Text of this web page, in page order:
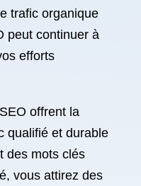
trafic organique
peut continuer à
efforts
offrent la
qualifié et durable
des mots clés
vous attirez des